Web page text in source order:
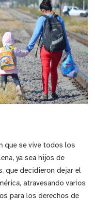
que se vive todos los
ya sea hijos de
que decidieron dejar el
atravesando varios
para los derechos de